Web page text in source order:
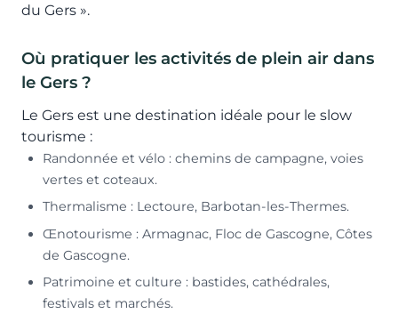
du Gers ».
Où pratiquer les activités de plein air dans
le Gers ?
Le Gers est une destination idéale pour le slow
tourisme :
Randonnée et vélo : chemins de campagne, voies
vertes et coteaux.
Thermalisme : Lectoure, Barbotan-les-Thermes.
Œnotourisme : Armagnac, Floc de Gascogne, Côtes
de Gascogne.
Patrimoine et culture : bastides, cathédrales,
festivals et marchés.